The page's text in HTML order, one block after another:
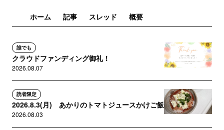
ホーム 記事 スレッド 概要
誰でも
クラウドファンディング御礼！
2026.08.07
読者限定
2026.8.3(月) あかりのトマトジュースかけご飯
2026.08.03